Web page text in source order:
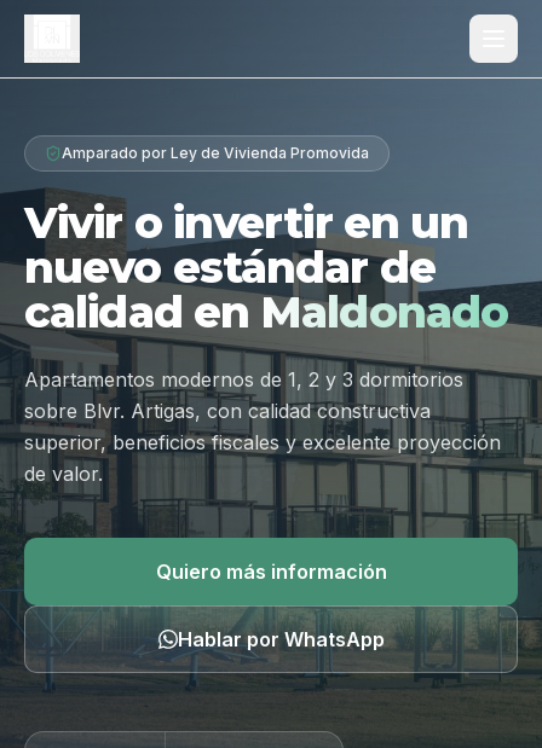
Proyecto
Diferenciales
Tipologías
Galería
Ubicación
Contacto
Hablar por WhatsApp
Amparado por Ley de Vivienda Promovida
Vivir o invertir en un
nuevo estándar de
calidad en Maldonado
Apartamentos modernos de 1, 2 y 3 dormitorios
sobre Blvr. Artigas, con calidad constructiva
superior, beneficios fiscales y excelente proyección
de valor.
Quiero más información
Hablar por WhatsApp